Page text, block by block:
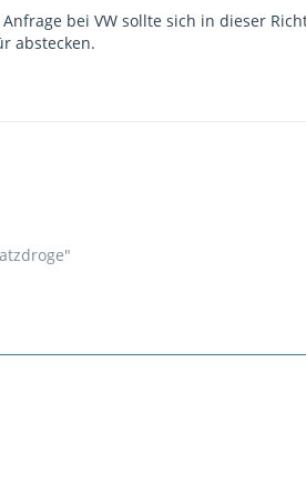
bei VW sollte sich in dieser
abstecken.